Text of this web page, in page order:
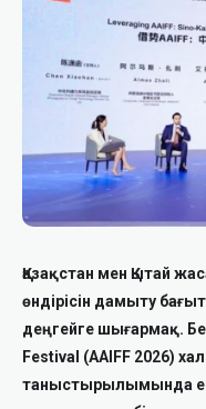
Қазақстан мен Қытай
өндірісін дамыту
деңгейге шығармақ.
Festival (AAIFF 2026)
таныстырылымында